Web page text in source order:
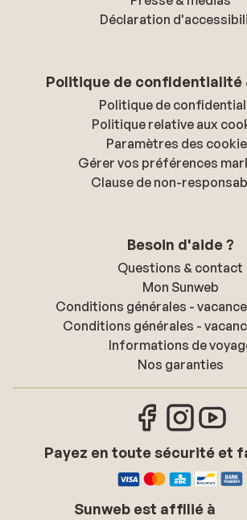
Déclaration
Politique de confidentialité
Politique de
Politique relative aux
Paramètres des
Gérer vos préférences
Clause de non-
Besoin d'aide ?
Questions & contact
Mon Sunweb
Conditions générales -
Conditions générales -
Informations de
Nos garanties
Payez en toute sécurité et
Sunweb est affilié à